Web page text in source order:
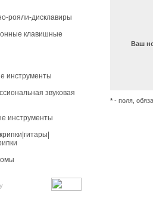
рояли-дисклавиры
клавишные
инструменты
звуковая
инструменты
Ваш
* - поля,